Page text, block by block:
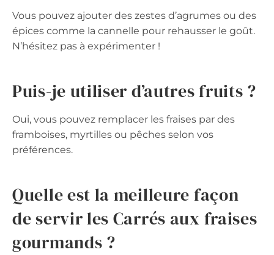
Vous pouvez ajouter des zestes d’agrumes ou des
épices comme la cannelle pour rehausser le goût.
N’hésitez pas à expérimenter !
Puis-je utiliser d’autres fruits ?
Oui, vous pouvez remplacer les fraises par des
framboises, myrtilles ou pêches selon vos
préférences.
Quelle est la meilleure façon
de servir les Carrés aux fraises
gourmands ?